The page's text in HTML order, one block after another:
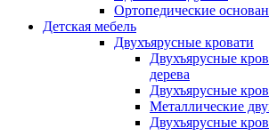
Ортопедические
Детская мебель
Двухъярусные кровати
Двухъярусные
дерева
Двухъярусные
Металлические
Двухъярусные